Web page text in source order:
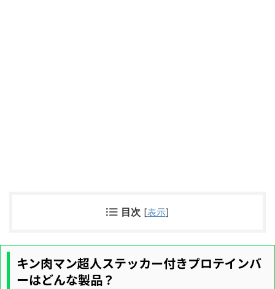
目次 [表示]
キン肉マン超人ステッカー付きプロテインバ
ーはどんな製品？